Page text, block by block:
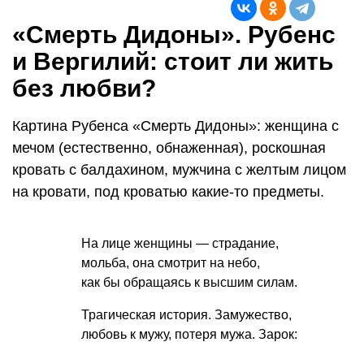
«Смерть Дидоны». Рубенс
и Вергилий: стоит ли жить
без любви?
Картина Рубенса «Смерть Дидоны»: женщина с
мечом (естественно, обнаженная), роскошная
кровать с балдахином, мужчина с желтым лицом
на кровати, под кроватью какие-то предметы.
На лице женщины — страдание,
мольба, она смотрит на небо,
как бы обращаясь к высшим силам.
Трагическая история. Замужество,
любовь к мужу, потеря мужа. Зарок: